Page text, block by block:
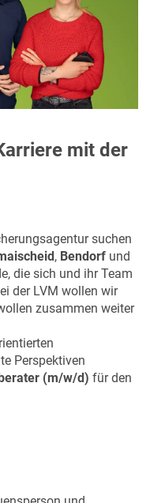
mit der
suchen
, Bendorf und
die sich und ihr Team
der LVM wollen wir
zusammen weiter
Perspektiven
(m/w/d) für den